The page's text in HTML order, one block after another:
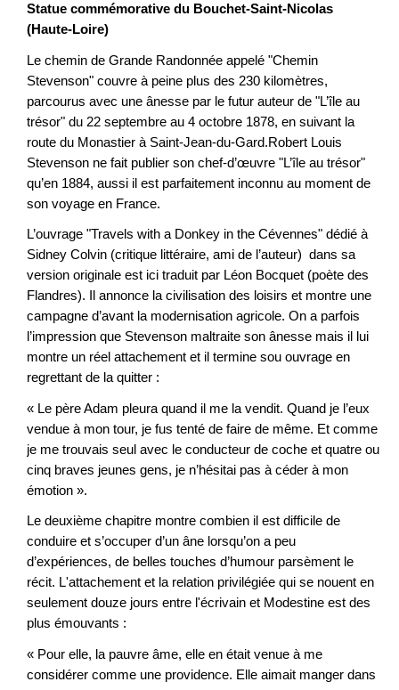
Statue commémorative du Bouchet-Saint-Nicolas
(Haute-Loire)
Le chemin de Grande Randonnée appelé "Chemin
Stevenson" couvre à peine plus des 230 kilomètres,
parcourus avec une ânesse par le futur auteur de "L’île au
trésor" du 22 septembre au 4 octobre 1878, en suivant la
route du Monastier à Saint-Jean-du-Gard.Robert Louis
Stevenson ne fait publier son chef-d’œuvre "L’île au trésor"
qu’en 1884, aussi il est parfaitement inconnu au moment de
son voyage en France.
L’ouvrage "Travels with a Donkey in the Cévennes" dédié à
Sidney Colvin (critique littéraire, ami de l’auteur) dans sa
version originale est ici traduit par Léon Bocquet (poète des
Flandres). Il annonce la civilisation des loisirs et montre une
campagne d’avant la modernisation agricole. On a parfois
l’impression que Stevenson maltraite son ânesse mais il lui
montre un réel attachement et il termine sou ouvrage en
regrettant de la quitter :
« Le père Adam pleura quand il me la vendit. Quand je l’eux
vendue à mon tour, je fus tenté de faire de même. Et comme
je me trouvais seul avec le conducteur de coche et quatre ou
cinq braves jeunes gens, je n’hésitai pas à céder à mon
émotion ».
Le deuxième chapitre montre combien il est difficile de
conduire et s’occuper d’un âne lorsqu’on a peu
d’expériences, de belles touches d’humour parsèment le
récit. L'attachement et la relation privilégiée qui se nouent en
seulement douze jours entre l'écrivain et Modestine est des
plus émouvants :
« Pour elle, la pauvre âme, elle en était venue à me
considérer comme une providence. Elle aimait manger dans